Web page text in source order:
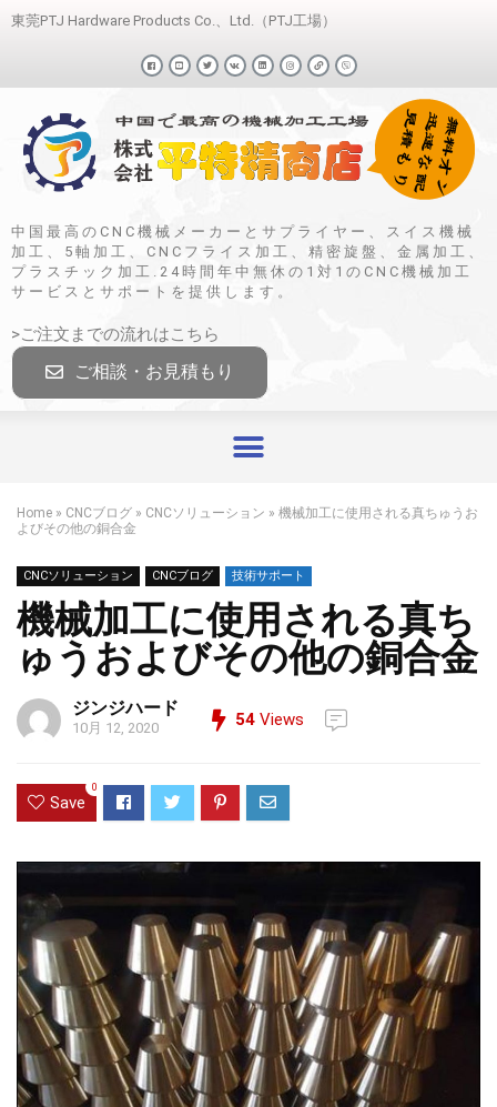
東莞PTJ Hardware Products Co.、Ltd.（PTJ工場）
中国最高のCNC機械メーカーとサプライヤー、スイス機械
加工、5軸加工、CNCフライス加工、精密旋盤、金属加工、
プラスチック加工.24時間年中無休の1対1のCNC機械加工
サービスとサポートを提供します。
>ご注文までの流れはこちら
ご相談・お見積もり
Home » CNCブログ » CNCソリューション » 機械加工に使用される真ちゅうお
よびその他の銅合金
CNCソリューション CNCブログ 技術サポート
機械加工に使用される真ち
ゅうおよびその他の銅合金
ジンジハード
10月 12, 2020 54 Views
Save
0